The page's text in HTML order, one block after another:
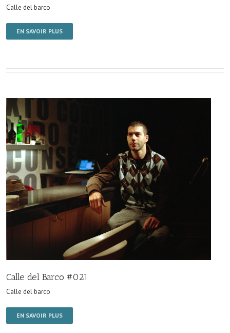
Calle del barco
EN SAVOIR PLUS
Calle del Barco #021
Calle del barco
EN SAVOIR PLUS